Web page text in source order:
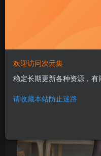
欢迎访问次元集
稳定长期更新各种资源，有
请收藏本站防止迷路